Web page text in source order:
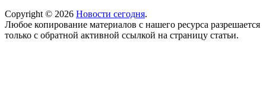
Copyright © 2026 Новости сегодня.
Любое копирование материалов с нашего ресурса разрешается
только с обратной активной ссылкой на страницу статьи.